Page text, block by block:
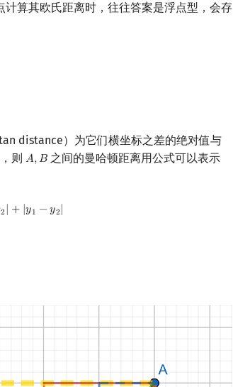
算其欧氏距离时，往往答案是浮点型，会存
distance）为它们横坐标之差的绝对值与
，则𝐴,𝐵
A,B
之间的曼哈顿距离用公式可以表示
2| + |𝑦1 −𝑦2|
| + |y1−y 2|